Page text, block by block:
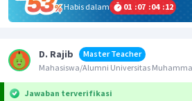
Habis dalam
01 :07 :04 :11
D. Rajib
Master Teacher
Mahasiswa/Alumni Universitas
Jawaban terverifikasi